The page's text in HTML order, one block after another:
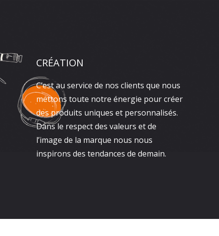
CRÉATION
C’est au service de nos clients que nous
mettons toute notre énergie pour créer
des produits uniques et personnalisés.
Dans le respect des valeurs et de
l’image de la marque nous nous
inspirons des tendances de demain.